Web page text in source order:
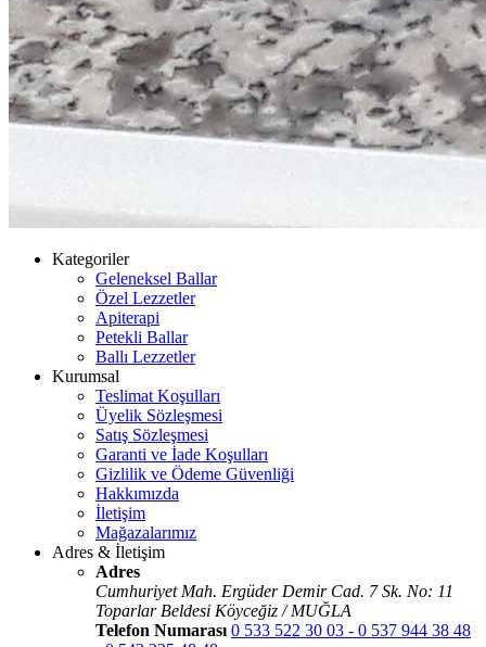
Kategoriler
Geleneksel Ballar
Özel Lezzetler
Apiterapi
Petekli Ballar
Ballı Lezzetler
Kurumsal
Teslimat Koşulları
Üyelik Sözleşmesi
Satış Sözleşmesi
Garanti ve İade Koşulları
Gizlilik ve Ödeme Güvenliği
Hakkımızda
İletişim
Mağazalarımız
Adres & İletişim
Adres
Cumhuriyet Mah. Ergüder Demir Cad. 7 Sk. No: 11
Toparlar Beldesi Köyceğiz / MUĞLA
Telefon Numarası 0 533 522 30 03 - 0 537 944 38 48